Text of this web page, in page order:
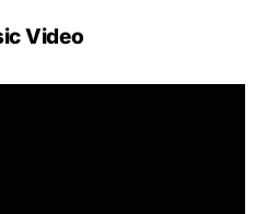
Video